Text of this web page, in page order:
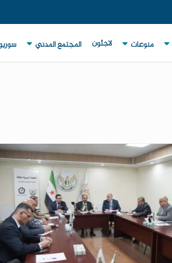
منوعات لاجئون المجتمع المدني